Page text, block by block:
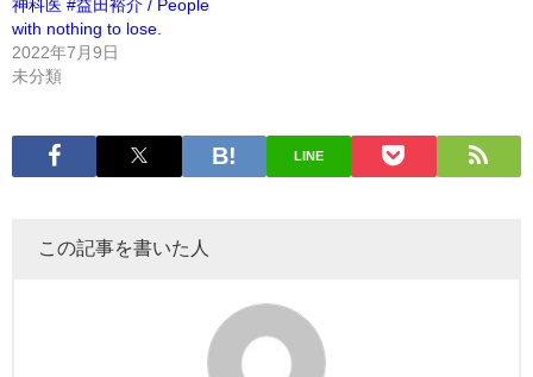
神科医 #益田裕介 / People
with nothing to lose.
2022年7月9日
未分類
LINE
この記事を書いた人